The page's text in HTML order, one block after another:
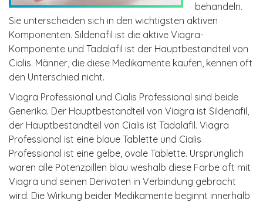
behandeln.
Sie unterscheiden sich in den wichtigsten aktiven
Komponenten. Sildenafil ist die aktive Viagra-
Komponente und Tadalafil ist der Hauptbestandteil von
Cialis. Männer, die diese Medikamente kaufen, kennen oft
den Unterschied nicht.
Viagra Professional und Cialis Professional sind beide
Generika. Der Hauptbestandteil von Viagra ist Sildenafil,
der Hauptbestandteil von Cialis ist Tadalafil. Viagra
Professional ist eine blaue Tablette und Cialis
Professional ist eine gelbe, ovale Tablette. Ursprünglich
waren alle Potenzpillen blau weshalb diese Farbe oft mit
Viagra und seinen Derivaten in Verbindung gebracht
wird. Die Wirkung beider Medikamente beginnt innerhalb